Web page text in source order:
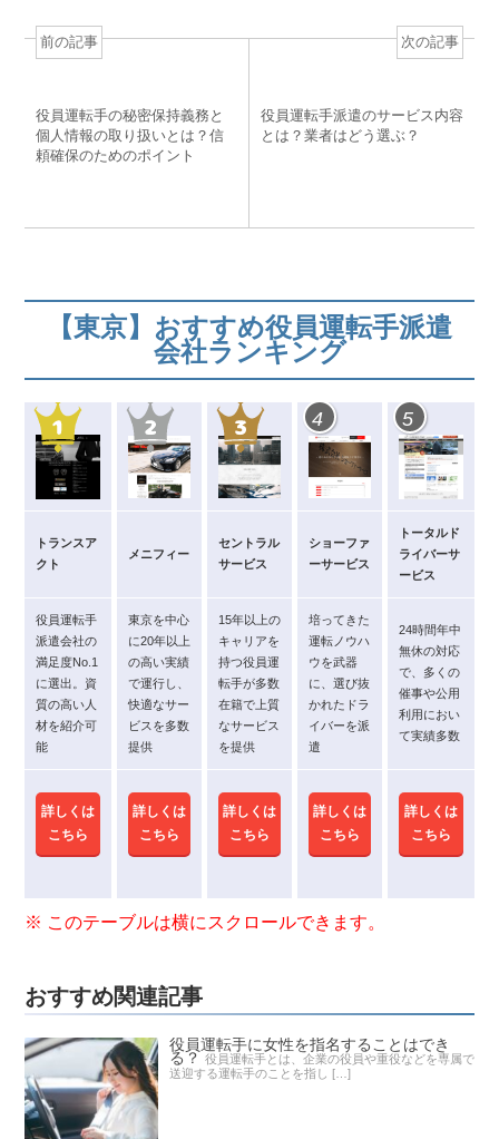
o
k
前の記事
役員運転手の秘密保持義務と
個人情報の取り扱いとは？信
頼確保のためのポイント
次の記事
役員運転手派遣のサービス内容
とは？業者はどう選ぶ？
【東京】おすすめ役員運転手派遣
会社ランキング
4 5
トランスア
クト
メニフィー
セントラル
サービス
ショーファ
ーサービス
トータルド
ライバーサ
ービス
役員運転手
派遣会社の
満足度No.1
に選出。資
質の高い人
材を紹介可
能
東京を中心
に20年以上
の高い実績
で運行し、
快適なサー
ビスを多数
提供
15年以上の
キャリアを
持つ役員運
転手が多数
在籍で上質
なサービス
を提供
培ってきた
運転ノウハ
ウを武器
に、選び抜
かれたドラ
イバーを派
遣
24時間年中
無休の対応
で、多くの
催事や公用
利用におい
て実績多数
詳しくは
こちら
詳しくは
こちら
詳しくは
こちら
詳しくは
こちら
詳しくは
こちら
おすすめ関連記事
役員運転手に女性を指名することはでき
る？ 役員運転手とは、企業の役員や重役などを専属で
送迎する運転手のことを指し […]